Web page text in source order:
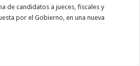
de candidatos a jueces, fiscales y
por el Gobierno, en una nueva